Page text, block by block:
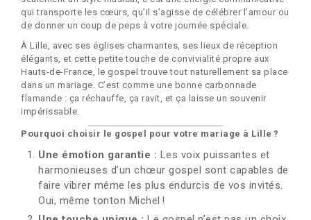
qui transporte les cœurs, qu’il s’agisse de célébrer l’amour ou
de donner un coup de peps à votre journée spéciale.
À Lille, avec ses églises charmantes, ses lieux de réception
élégants, et cette petite touche de convivialité propre aux
Hauts-de-France, le gospel trouve tout naturellement sa place
dans un mariage. C’est comme une bonne carbonnade
flamande : ça réchauffe, ça ravit, et ça laisse un souvenir
impérissable.
Pourquoi choisir le gospel pour votre mariage à Lille ?
Une émotion garantie : Les voix puissantes et
harmonieuses d’un chœur gospel sont capables de
faire vibrer même les plus endurcis de vos invités.
Oui, même tonton Michel !